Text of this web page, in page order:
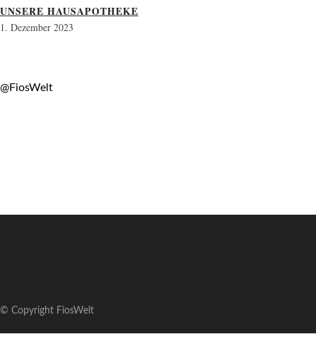
UNSERE HAUSAPOTHEKE
1. Dezember 2023
@FiosWelt
© Copyright FiosWelt